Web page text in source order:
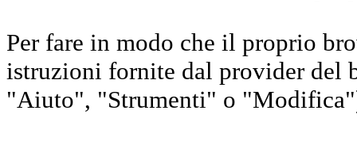
Per fare in modo che il proprio
istruzioni fornite dal provider del
"Aiuto", "Strumenti" o